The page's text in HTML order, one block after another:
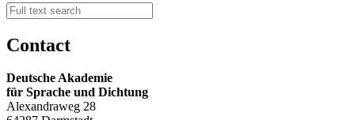
Contact
Deutsche Akademie
für Sprache und Dichtung
Alexandraweg 28